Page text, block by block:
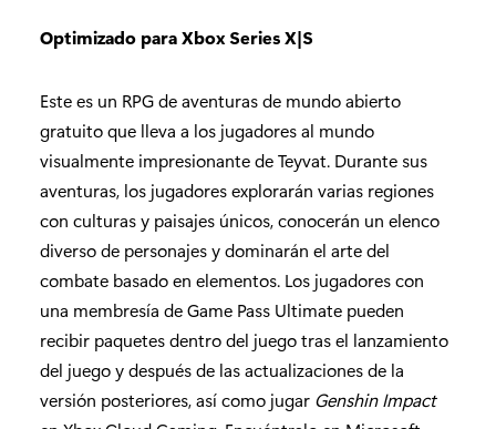
Optimizado para Xbox Series X|S
Este es un RPG de aventuras de mundo abierto
gratuito que lleva a los jugadores al mundo
visualmente impresionante de Teyvat. Durante sus
aventuras, los jugadores explorarán varias regiones
con culturas y paisajes únicos, conocerán un elenco
diverso de personajes y dominarán el arte del
combate basado en elementos. Los jugadores con
una membresía de Game Pass Ultimate pueden
recibir paquetes dentro del juego tras el lanzamiento
del juego y después de las actualizaciones de la
versión posteriores, así como jugar Genshin Impact